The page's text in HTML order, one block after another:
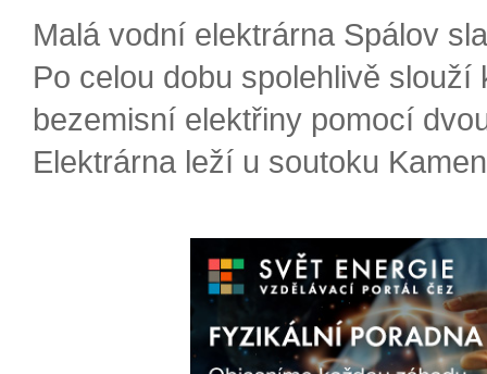
Malá vodní elektrárna Spálov
Po celou dobu spolehlivě slouží
bezemisní elektřiny pomocí
Elektrárna leží u soutoku